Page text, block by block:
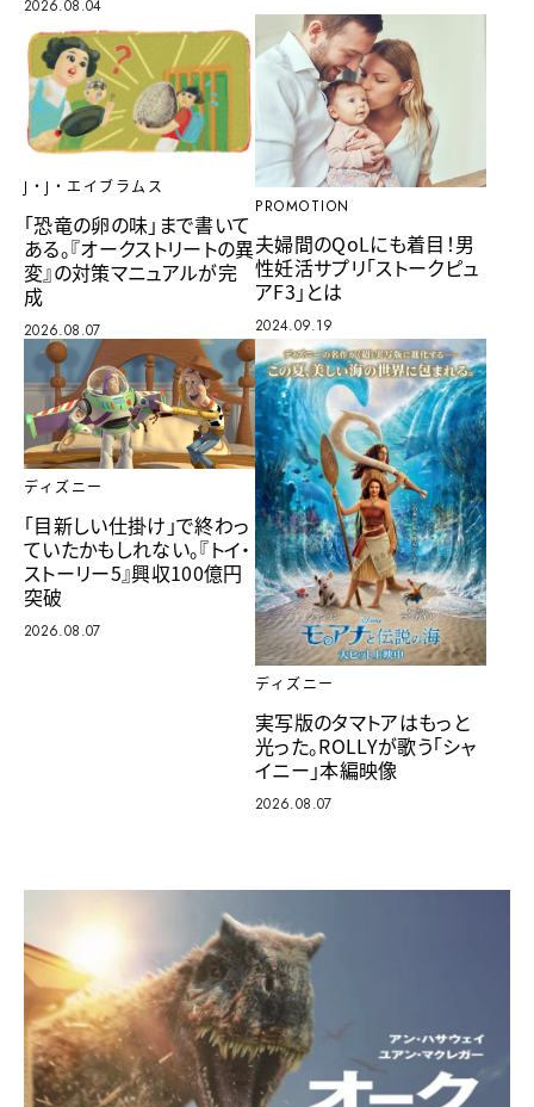
2026.08.04
J・J・エイブラムス
「恐竜の卵の味」まで書いて
ある。『オークストリートの異
変』の対策マニュアルが完
成
2026.08.07
PROMOTION
夫婦間のQoLにも着目！男
性妊活サプリ「ストークピュ
アF3」とは
2024.09.19
ディズニー
「目新しい仕掛け」で終わっ
ていたかもしれない。『トイ・
ストーリー5』興収100億円
突破
2026.08.07
ディズニー
実写版のタマトアはもっと
光った。ROLLYが歌う「シャ
イニー」本編映像
2026.08.07